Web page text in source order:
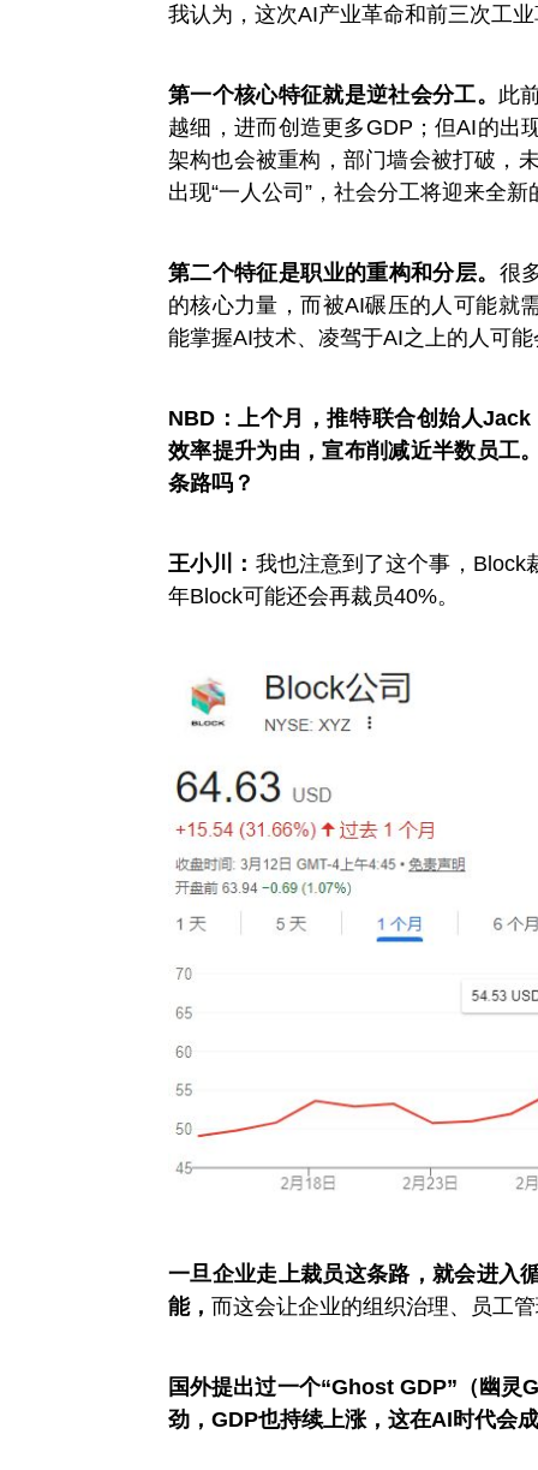
我认为，这次AI产业革命和前三次工
第一个核心特征就是逆社会分工。 此
越细，进而创造更多GDP；但AI的出
架构也会被重构，部门墙会被打破，
出现“一人公司”，社会分工将迎来全新
第二个特征是职业的重构和分层。 很
的核心力量，而被AI碾压的人可能就
能掌握AI技术、凌驾于AI之上的人可
NBD：上个月，推特联合创始人
效率提升为由，宣布削减近半数员工
条路吗？
王小川： 我也注意到了这个事，Block
年Block可能还会再裁员40%。
一旦企业走上裁员这条路，就会进入
能， 而这会让企业的组织治理、员工
国外提出过一个“Ghost GDP”（幽灵
劲，GDP也持续上涨，这在AI时代会